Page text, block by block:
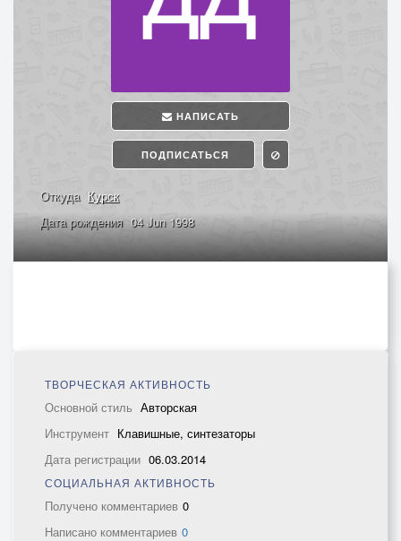
НАПИСАТЬ
ПОДПИСАТЬСЯ
Откуда Курск
Дата рождения 04 Jun 1998
ТВОРЧЕСКАЯ АКТИВНОСТЬ
Основной стиль Авторская
Инструмент Клавишные, синтезаторы
Дата регистрации 06.03.2014
СОЦИАЛЬНАЯ АКТИВНОСТЬ
Получено комментариев 0
Написано комментариев 0